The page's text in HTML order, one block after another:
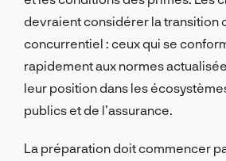
devraient considérer la transition
concurrentiel : ceux qui se
rapidement aux normes
leur position dans les
publics et de l’assurance.
La préparation doit commencer